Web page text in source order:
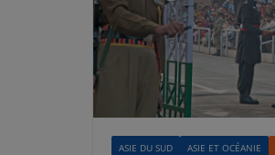
ASIE DU SUD ASIE ET OCÉANIE